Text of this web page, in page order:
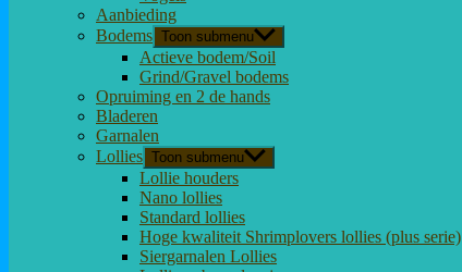
Aanbieding
Bodems Toon submenu
Actieve bodem/Soil
Grind/Gravel bodems
Opruiming en 2 de hands
Bladeren
Garnalen
Lollies Toon submenu
Lollie houders
Nano lollies
Standard lollies
Hoge kwaliteit Shrimplovers lollies (plus serie)
Siergarnalen Lollies